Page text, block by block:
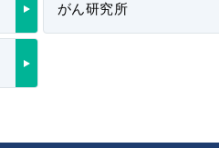
がん研究所